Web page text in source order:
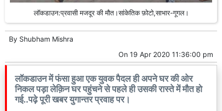
लॉकडाउन:प्रवासी मजदूर की मौत।सांकेतिक फ़ोटो,साभार-गूगल।
By Shubham Mishra
On 19 Apr 2020 11:36:00 pm
लॉकडाउन में फंसा हुआ एक युवक पैदल ही अपने घर की ओर
निकल पड़ा लेक़िन घर पहुंचने से पहले ही उसकी रास्ते में मौत हो
गई..पढ़े पूरी खबर युगान्तर प्रवाह पर।